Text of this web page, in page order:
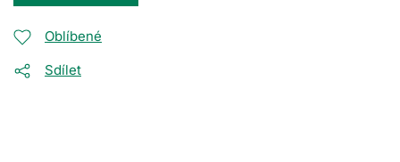
Oblíbené
Sdílet